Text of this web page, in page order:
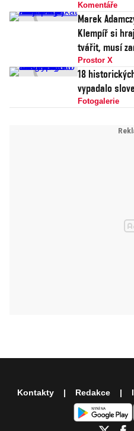
Komentáře
Marek
Klempíř si
tvářit, musí
Prostor X
18
vypadalo
Fotogalerie
Kontakty Redakce